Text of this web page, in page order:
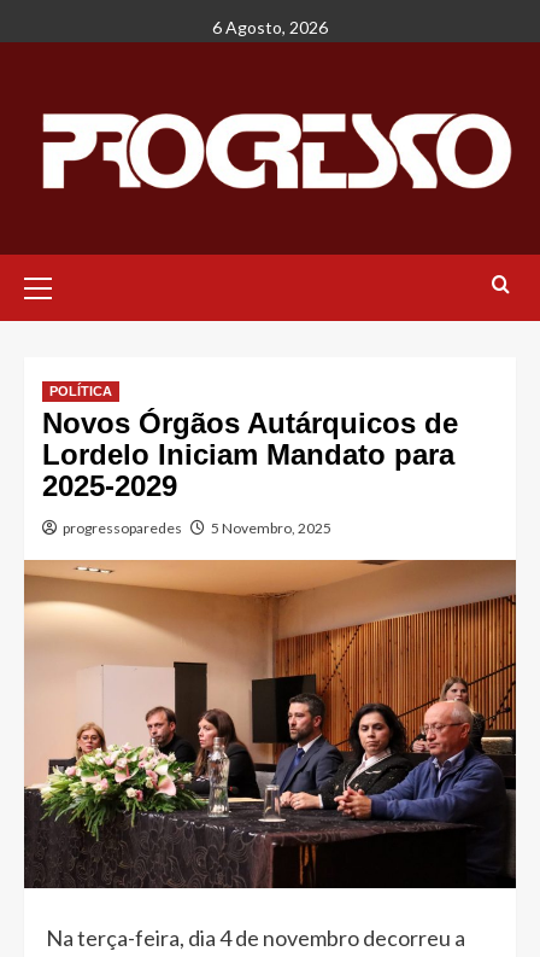
para
6 Agosto, 2026
principal
POLÍTICA
Novos Órgãos Autárquicos de
Lordelo Iniciam Mandato para
2025-2029
progressoparedes 5 Novembro, 2025
Na terça-feira, dia 4 de novembro decorreu a